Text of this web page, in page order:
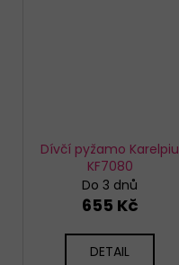
Dívčí pyžamo Karelpiu
KF7080
Do 3 dnů
655 Kč
DETAIL